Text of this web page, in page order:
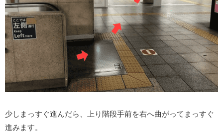
少しまっすぐ進んだら、上り階段手前を右へ曲がってまっすぐ
進みます。